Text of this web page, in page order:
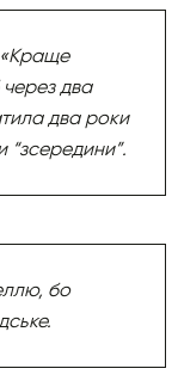
«Краще
два
два роки
бо